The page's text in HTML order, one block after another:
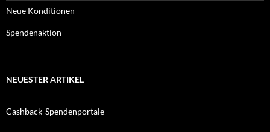
Neue Konditionen
Spendenaktion
NEUESTER ARTIKEL
Cashback-Spendenportale